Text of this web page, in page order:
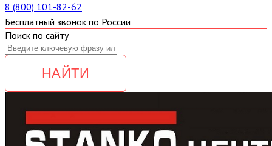
8 (800) 101-82-62
Бесплатный звонок по России
Поиск по сайту
НАЙТИ